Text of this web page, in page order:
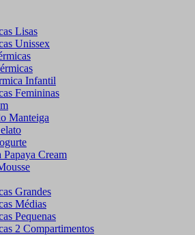
Lisas
Unissex
Infantil
Femininas
Manteiga
Papaya Cream
Grandes
Médias
Pequenas
2 Compartimentos